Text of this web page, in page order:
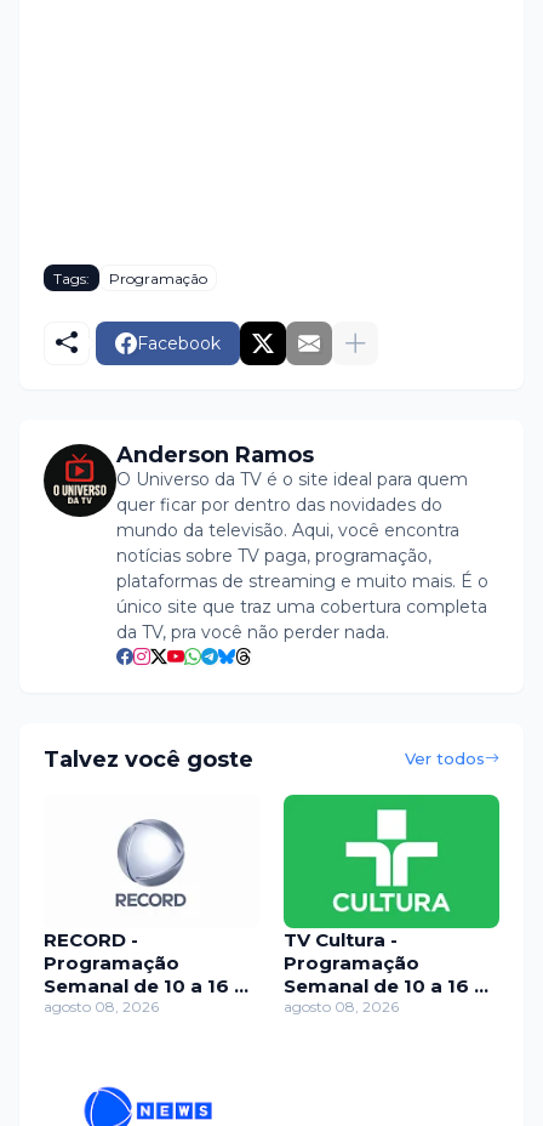
Tags: Programação
Facebook
Anderson Ramos
O Universo da TV é o site ideal para quem
quer ficar por dentro das novidades do
mundo da televisão. Aqui, você encontra
notícias sobre TV paga, programação,
plataformas de streaming e muito mais. É o
único site que traz uma cobertura completa
da TV, pra você não perder nada.
Talvez você goste Ver todos
RECORD -
Programação
Semanal de 10 a 16 de
agosto
agosto 08, 2026
TV Cultura -
Programação
Semanal de 10 a 16 de
agosto
agosto 08, 2026